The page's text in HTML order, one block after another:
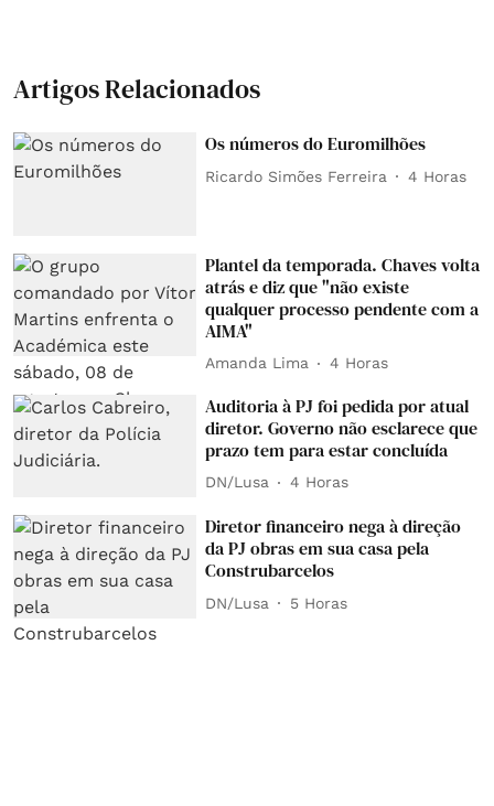
Artigos Relacionados
Os números do Euromilhões
Ricardo Simões Ferreira 4 Horas
Plantel da temporada. Chaves volta
atrás e diz que "não existe
qualquer processo pendente com a
AIMA"
Amanda Lima 4 Horas
Auditoria à PJ foi pedida por atual
diretor. Governo não esclarece que
prazo tem para estar concluída
DN/Lusa 4 Horas
Diretor financeiro nega à direção
da PJ obras em sua casa pela
Construbarcelos
DN/Lusa 5 Horas